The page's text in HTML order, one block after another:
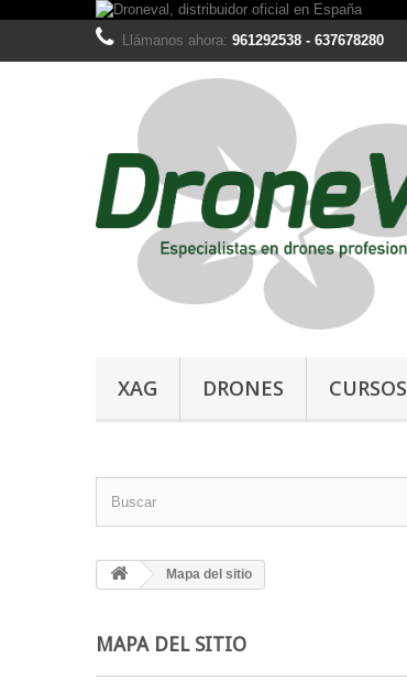
Llámanos ahora: 961292538 - 637678280
XAG DRONES CURSOS
Mapa del sitio
MAPA DEL SITIO